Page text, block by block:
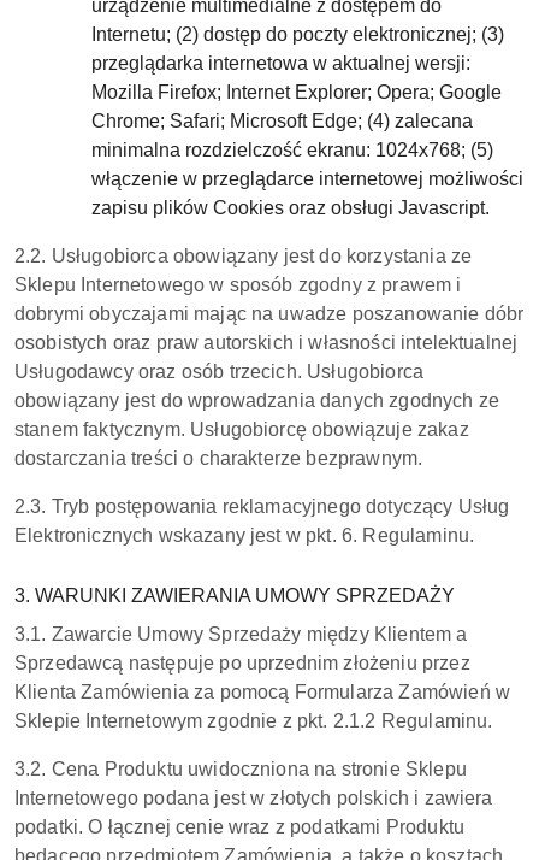
urządzenie multimedialne z dostępem do
Internetu; (2) dostęp do poczty elektronicznej; (3)
przeglądarka internetowa w aktualnej wersji:
Mozilla Firefox; Internet Explorer; Opera; Google
Chrome; Safari; Microsoft Edge; (4) zalecana
minimalna rozdzielczość ekranu: 1024x768; (5)
włączenie w przeglądarce internetowej możliwości
zapisu plików Cookies oraz obsługi Javascript.
2.2. Usługobiorca obowiązany jest do korzystania ze
Sklepu Internetowego w sposób zgodny z prawem i
dobrymi obyczajami mając na uwadze poszanowanie dóbr
osobistych oraz praw autorskich i własności intelektualnej
Usługodawcy oraz osób trzecich. Usługobiorca
obowiązany jest do wprowadzania danych zgodnych ze
stanem faktycznym. Usługobiorcę obowiązuje zakaz
dostarczania treści o charakterze bezprawnym.
2.3. Tryb postępowania reklamacyjnego dotyczący Usług
Elektronicznych wskazany jest w pkt. 6. Regulaminu.
3. WARUNKI ZAWIERANIA UMOWY SPRZEDAŻY
3.1. Zawarcie Umowy Sprzedaży między Klientem a
Sprzedawcą następuje po uprzednim złożeniu przez
Klienta Zamówienia za pomocą Formularza Zamówień w
Sklepie Internetowym zgodnie z pkt. 2.1.2 Regulaminu.
3.2. Cena Produktu uwidoczniona na stronie Sklepu
Internetowego podana jest w złotych polskich i zawiera
podatki. O łącznej cenie wraz z podatkami Produktu
będącego przedmiotem Zamówienia, a także o kosztach